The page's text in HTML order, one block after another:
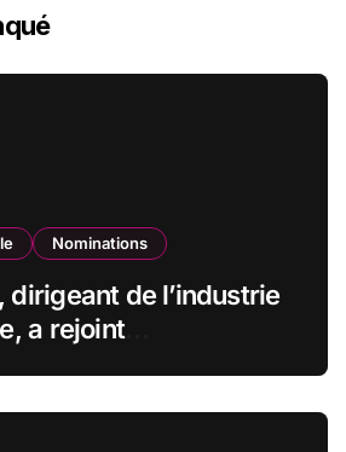
Nominations
dirigeant de l’industrie
a rejoint